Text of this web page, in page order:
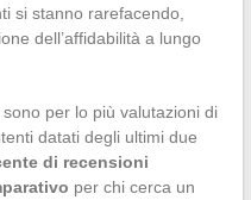
si stanno rarefacendo,
dell’affidabilità a lungo
per lo più valutazioni di
datati degli ultimi due
di recensioni
per chi cerca un